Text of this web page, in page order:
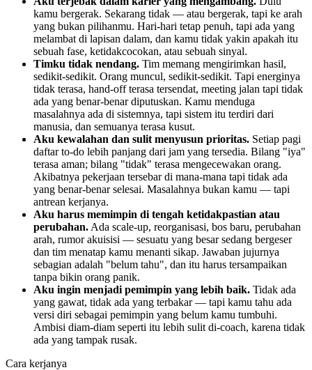
kamu bergerak. Sekarang tidak — atau bergerak, tapi ke arah
yang bukan pilihanmu. Hari-hari tetap penuh, tapi ada yang
melambat di lapisan dalam, dan kamu tidak yakin apakah itu
sebuah fase, ketidakcocokan, atau sebuah sinyal.
Timku tidak nendang. Tim memang mengirimkan hasil,
sedikit-sedikit. Orang muncul, sedikit-sedikit. Tapi energinya
tidak terasa, hand-off terasa tersendat, meeting jalan tapi tidak
ada yang benar-benar diputuskan. Kamu menduga
masalahnya ada di sistemnya, tapi sistem itu terdiri dari
manusia, dan semuanya terasa kusut.
Aku kewalahan dan sulit menyusun prioritas. Setiap pagi
daftar to-do lebih panjang dari jam yang tersedia. Bilang "iya"
terasa aman; bilang "tidak" terasa mengecewakan orang.
Akibatnya pekerjaan tersebar di mana-mana tapi tidak ada
yang benar-benar selesai. Masalahnya bukan kamu — tapi
antrean kerjanya.
Aku harus memimpin di tengah ketidakpastian atau
perubahan. Ada scale-up, reorganisasi, bos baru, perubahan
arah, rumor akuisisi — sesuatu yang besar sedang bergeser
dan tim menatap kamu menanti sikap. Jawaban jujurnya
sebagian adalah "belum tahu", dan itu harus tersampaikan
tanpa bikin orang panik.
Aku ingin menjadi pemimpin yang lebih baik. Tidak ada
yang gawat, tidak ada yang terbakar — tapi kamu tahu ada
versi diri sebagai pemimpin yang belum kamu tumbuhi.
Ambisi diam-diam seperti itu lebih sulit di-coach, karena tidak
ada yang tampak rusak.
Cara kerjanya